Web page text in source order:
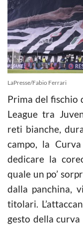
LaPresse/Fabio Ferrari
Prima del fischio
League tra
reti bianche,
campo, la
dedicare la
quale un po’
dalla panchina,
titolari.
gesto della